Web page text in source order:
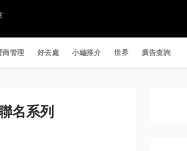
商管理 好去處 小編推介 世界 廣告查詢
名系列